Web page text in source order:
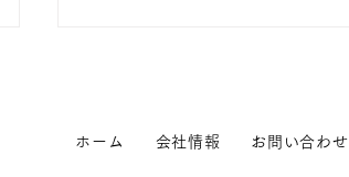
ホーム 会社情報 お問い合わせ